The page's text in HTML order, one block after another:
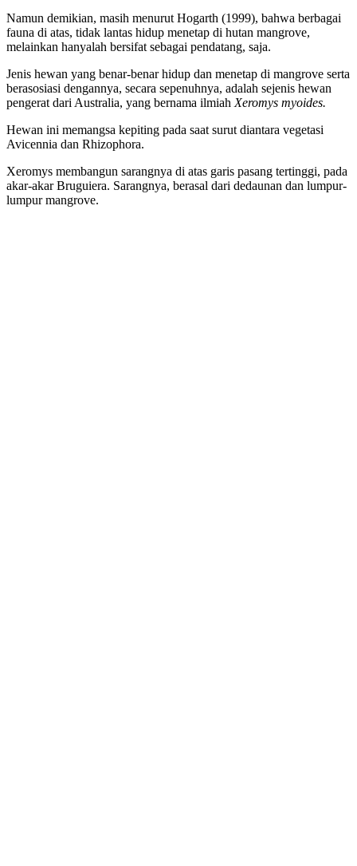
Namun demikian, masih menurut Hogarth (1999), bahwa berbagai
fauna di atas, tidak lantas hidup menetap di hutan mangrove,
melainkan hanyalah bersifat sebagai pendatang, saja.
Jenis hewan yang benar-benar hidup dan menetap di mangrove serta
berasosiasi dengannya, secara sepenuhnya, adalah sejenis hewan
pengerat dari Australia, yang bernama ilmiah Xeromys myoides.
Hewan ini memangsa kepiting pada saat surut diantara vegetasi
Avicennia dan Rhizophora.
Xeromys membangun sarangnya di atas garis pasang tertinggi, pada
akar-akar Bruguiera. Sarangnya, berasal dari dedaunan dan lumpur-
lumpur mangrove.